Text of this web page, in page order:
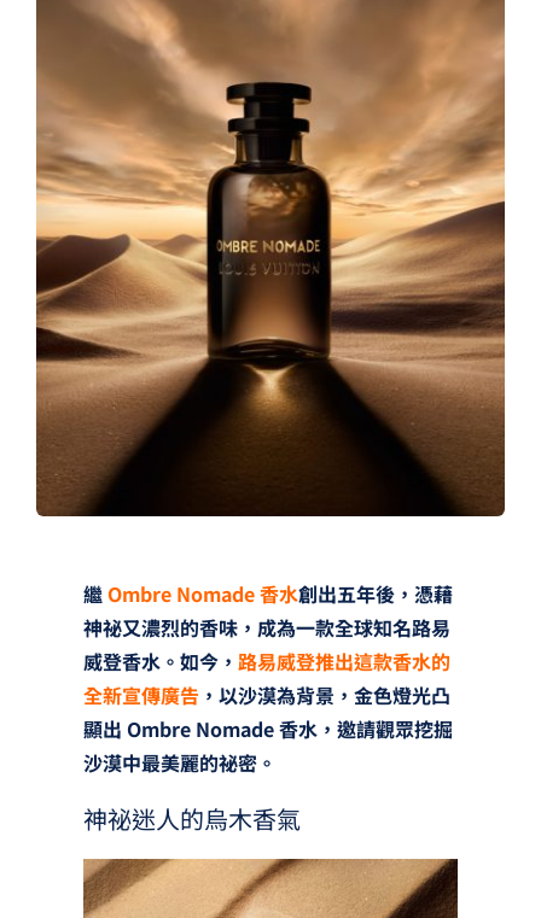
GCU大賽
繼Ombre Nomade 香水創出五年後，憑藉
神祕又濃烈的香味，成為一款全球知名路易
威登香水。如今， 路易威登推出這款香水的
全新宣傳廣告 ，以沙漠為背景，金色燈光凸
顯出 Ombre Nomade 香水，邀請觀眾挖掘
沙漠中最美麗的祕密。
神祕迷人的烏木香氣